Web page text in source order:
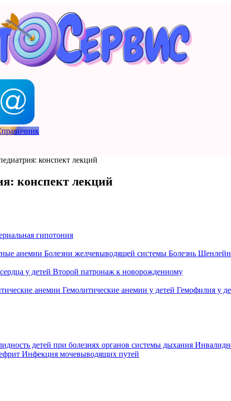
конспект лекций
конспект лекций
гипотония
анемии Болезни желчевыводящей системы Болезнь
у детей Второй патронаж к новорожденному
анемии Гемолитические анемии у детей Гемофилия у
детей при болезнях органов системы дыхания
Инфекция мочевыводящих путей